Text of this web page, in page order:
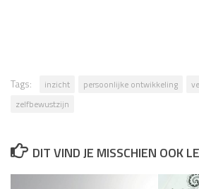
Tags: inzicht persoonlijke ontwikkeling
zelfbewustzijn
DIT VIND JE MISSCHIEN OOK